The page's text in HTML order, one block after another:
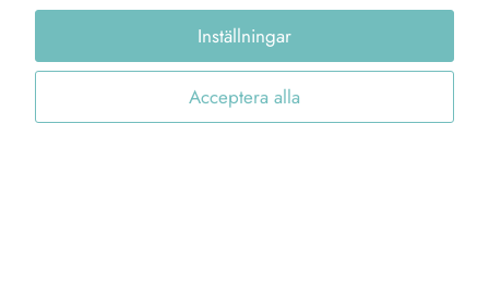
Ulf Torsein
Fastighetsmäklare
0705-41 70 03
ulf@gofab.se
Inställningar
Acceptera alla
välja bort. De
behövs för att
hemsidan
över huvud
taget ska